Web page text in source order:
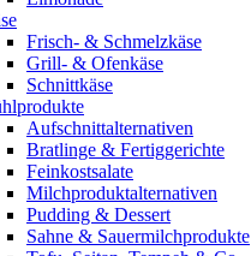
Frisch- & Schmelzkäse
Grill- & Ofenkäse
Schnittkäse
Aufschnittalternativen
Bratlinge & Fertiggerichte
Feinkostsalate
Milchproduktalternativen
Pudding & Dessert
Sahne & Sauermilchprodukte